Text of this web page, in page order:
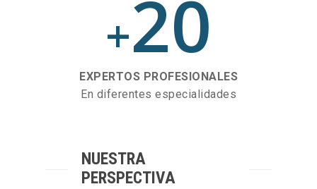
+20
EXPERTOS PROFESIONALES
En diferentes especialidades
NUESTRA
PERSPECTIVA